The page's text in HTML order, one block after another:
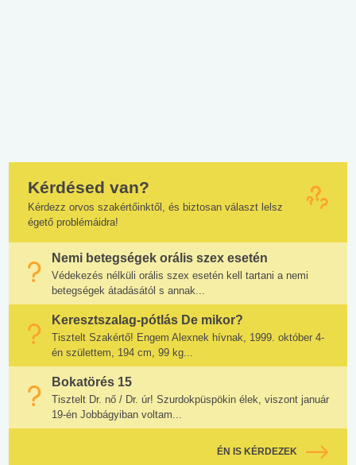
Kérdésed van?
Kérdezz orvos szakértőinktől, és biztosan választ lelsz
égető problémáidra!
Nemi betegségek orális szex esetén
Védekezés nélküli orális szex esetén kell tartani a nemi
betegségek átadásától s annak...
Keresztszalag-pótlás De mikor?
Tisztelt Szakértő! Engem Alexnek hívnak, 1999. október 4-
én születtem, 194 cm, 99 kg...
Bokatörés 15
Tisztelt Dr. nő / Dr. úr! Szurdokpüspökin élek, viszont január
19-én Jobbágyiban voltam...
ÉN IS KÉRDEZEK